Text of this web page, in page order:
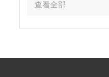
查看全部